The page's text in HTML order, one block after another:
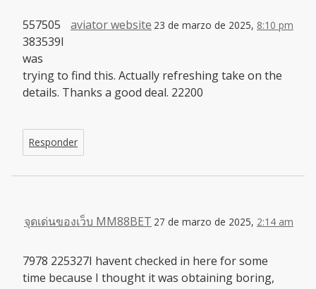
aviator website 23 de marzo de 2025, 8:10 pm
557505
383539I
was
trying to find this. Actually refreshing take on the
details. Thanks a good deal. 22200
Responder
จุดเด่นของเว็บ MM88BET 27 de marzo de 2025, 2:14 am
7978 225327I havent checked in here for some
time because I thought it was obtaining boring,